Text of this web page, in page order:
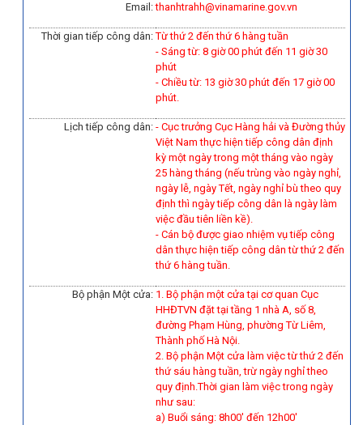
Email:thanhtrahh@vinamarine.gov.vn
Thời gian tiếp công dân:Từ thứ 2 đến thứ 6 hàng tuần
- Sáng từ: 8 giờ 00 phút đến 11 giờ 30
phút
- Chiều từ: 13 giờ 30 phút đến 17 giờ 00
phút.
Lịch tiếp công dân: - Cục trưởng Cục Hàng hải và Đường thủy
Việt Nam thực hiện tiếp công dân định
kỳ một ngày trong một tháng vào ngày
25 hàng tháng (nếu trùng vào ngày nghỉ,
ngày lễ, ngày Tết, ngày nghỉ bù theo quy
định thì ngày tiếp công dân là ngày làm
việc đầu tiên liền kề).
- Cán bộ được giao nhiệm vụ tiếp công
dân thực hiện tiếp công dân từ thứ 2 đến
thứ 6 hàng tuần.
Bộ phận Một cửa: 1. Bộ phận một cửa tại cơ quan Cục
HHĐTVN đặt tại tầng 1 nhà A, số 8,
đường Phạm Hùng, phường Từ Liêm,
Thành phố Hà Nội.
2. Bộ phận Một cửa làm việc từ thứ 2 đến
thứ sáu hàng tuần, trừ ngày nghỉ theo
quy định.Thời gian làm việc trong ngày
như sau:
a) Buổi sáng: 8h00' đến 12h00'